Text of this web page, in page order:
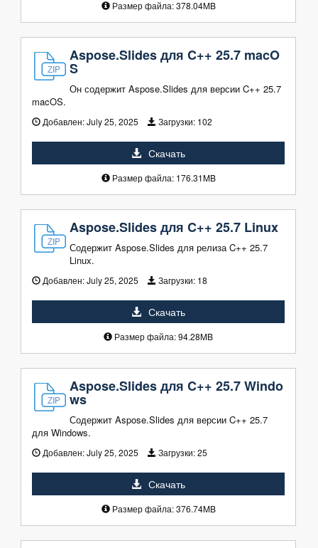
Размер файла: 378.04MB
Aspose.Slides для C++ 25.7 macO
S
Он содержит Aspose.Slides для версии C++ 25.7
macOS.
Добавлен:July 25, 2025 Загрузки: 102
Скачать
Размер файла: 176.31MB
Aspose.Slides для C++ 25.7 Linux
Содержит Aspose.Slides для релиза C++ 25.7
Linux.
Добавлен:July 25, 2025 Загрузки: 18
Скачать
Размер файла: 94.28MB
Aspose.Slides для C++ 25.7 Windo
ws
Содержит Aspose.Slides для версии C++ 25.7
для Windows.
Добавлен:July 25, 2025 Загрузки:25
Скачать
Размер файла: 376.74MB